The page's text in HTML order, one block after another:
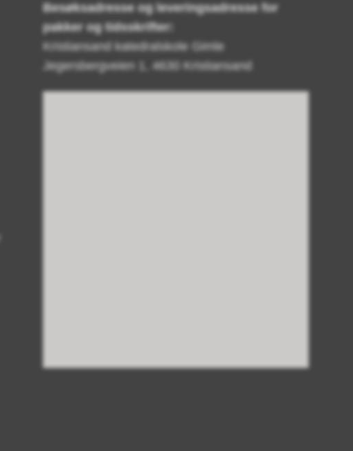
Besøksadresse og leveringsadresse for
pakker og tidsskrifter:
Kristiansand katedralskole Gimle
Jegersbergveien 1, 4630 Kristiansand